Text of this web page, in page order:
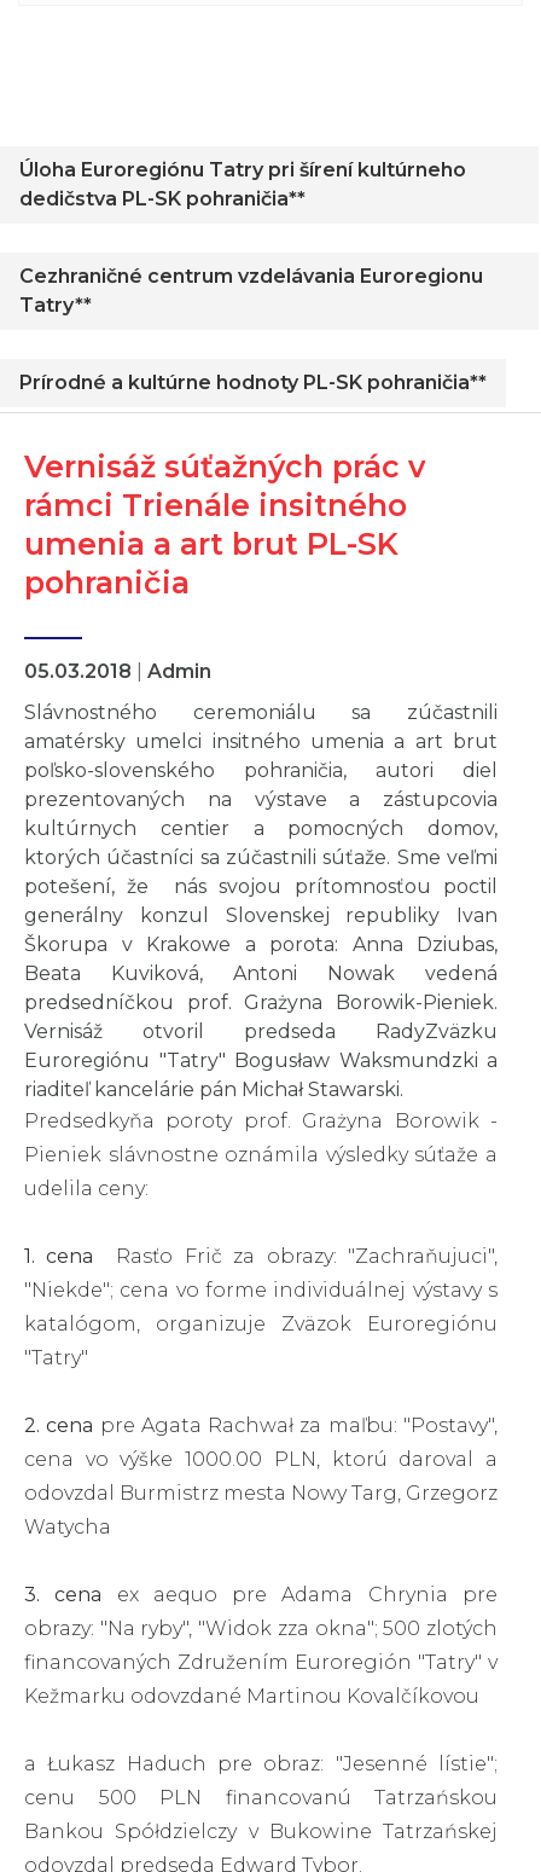
Úloha Euroregiónu Tatry pri šírení kultúrneho
dedičstva PL-SK pohraničia**
Cezhraničné centrum vzdelávania Euroregionu
Tatry**
Prírodné a kultúrne hodnoty PL-SK pohraničia**
Vernisáž súťažných prác v
rámci Trienále insitného
umenia a art brut PL-SK
pohraničia
05.03.2018
Admin
Slávnostného ceremoniálu sa zúčastnili
amatérsky umelci insitného umenia a art brut
poľsko-slovenského pohraničia, autori diel
prezentovaných na výstave a zástupcovia
kultúrnych centier a pomocných domov,
ktorých účastníci sa zúčastnili súťaže. Sme veľmi
potešení, že nás svojou prítomnosťou poctil
generálny konzul Slovenskej republiky Ivan
Škorupa v Krakowe a porota: Anna Dziubas,
Beata Kuviková, Antoni Nowak vedená
predsedníčkou prof. Grażyna Borowik-Pieniek.
Vernisáž otvoril predseda RadyZväzku
Euroregiónu "Tatry" Bogusław Waksmundzki a
riaditeľ kancelárie pán Michał Stawarski.
Predsedkyňa poroty prof. Grażyna Borowik -
Pieniek slávnostne oznámila výsledky súťaže a
udelila ceny:
1. cena Rasťo Frič za obrazy: "Zachraňujuci",
"Niekde"; cena vo forme individuálnej výstavy s
katalógom, organizuje Zväzok Euroregiónu
"Tatry"
2. cena pre Agata Rachwał za maľbu: "Postavy",
cena vo výške 1000.00 PLN, ktorú daroval a
odovzdal Burmistrz mesta Nowy Targ, Grzegorz
Watycha
3. cena ex aequo pre Adama Chrynia pre
obrazy: "Na ryby", "Widok zza okna"; 500 zlotých
financovaných Združením Euroregión "Tatry" v
Kežmarku odovzdané Martinou Kovalčíkovou
a Łukasz Haduch pre obraz: "Jesenné lístie";
cenu 500 PLN financovanú Tatrzańskou
Bankou Spółdzielczy v Bukowine Tatrzańskej
odovzdal predseda Edward Tybor.